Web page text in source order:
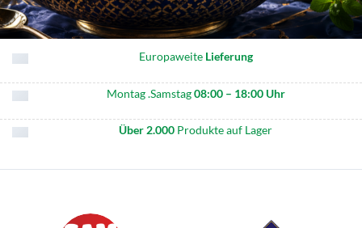
Europaweite Lieferung
Montag .Samstag08:00 – 18:00 Uhr
Über 2.000 Produkte auf Lager